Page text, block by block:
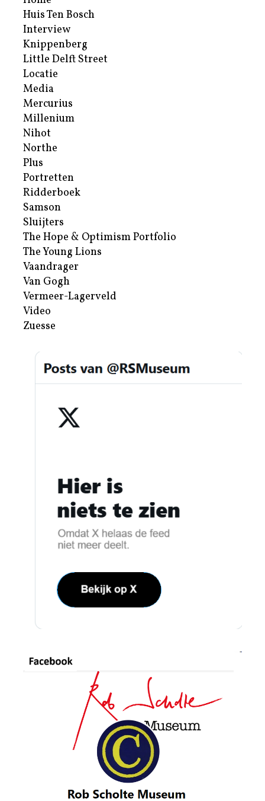
Huis Ten Bosch
Interview
Knippenberg
Little Delft Street
Locatie
Media
Mercurius
Millenium
Nihot
Northe
Plus
Portretten
Ridderboek
Samson
Sluijters
The Hope & Optimism Portfolio
The Young Lions
Vaandrager
Van Gogh
Vermeer-Lagerveld
Video
Zuesse